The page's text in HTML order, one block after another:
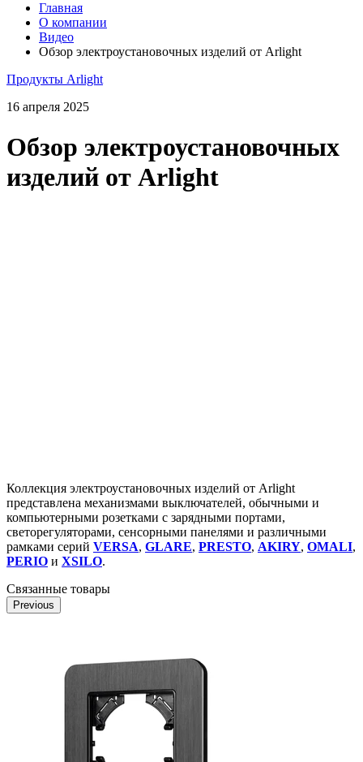
Главная
О компании
Видео
Обзор электроустановочных изделий от Arlight
Продукты Arlight
16 апреля 2025
Обзор электроустановочных
изделий от Arlight
Коллекция электроустановочных изделий от Arlight
представлена механизмами выключателей, обычными и
компьютерными розетками c зарядными портами,
светорегуляторами, сенсорными панелями и различными
рамками серий VERSA, GLARE, PRESTO, AKIRY, OMALI,
PERIO и XSILO.
Связанные товары
Previous